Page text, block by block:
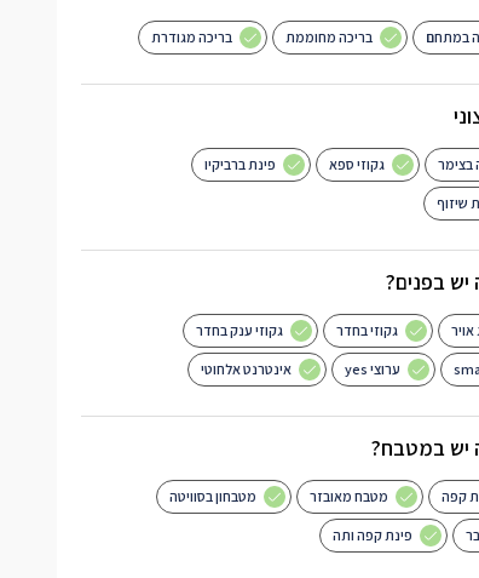
במתחם בריכה מחוממת בריכה מגודרת
בצימר גקוזי ספא פינת ברביקיו
שיזוף
יש בפנים?
אויר גקוזי בחדר גקוזי ענק בחדר
ערוצי yes אינטרנט אלחוטי
יש במטבח?
קפה מטבח מאובזר מטבחון בסוויטה
פינת קפה ותה